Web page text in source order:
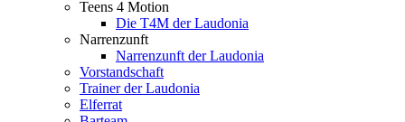
Teens 4 Motion
Die T4M der Laudonia
Narrenzunft
Narrenzunft der Laudonia
Vorstandschaft
Trainer der Laudonia
Elferrat